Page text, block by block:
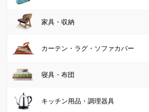
シャツ・ブラウス
チュニック
ワンピース
パンツ
バッグ・靴・アクセサリートップへ
バッグ
ブーツ
スニーカー・コンフォートシューズ
家具・収納
家具・収納トップへ
テーブル
カーテン・ラグ・ソファカバー
カーテン・ラグ・ソファカバートップへ
カーテン
寝具・布団
寝具・布団トップへ
キッチン用品・調理器具